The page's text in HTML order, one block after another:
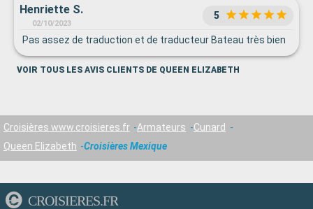
Henriette S.
02/10/2023
5
Pas assez de traduction et de traducteur Bateau très bien
VOIR TOUS LES AVIS CLIENTS DE QUEEN ELIZABETH
Croisières www.croisieres.fr Armateurs
Cunard
Queen Elizabeth
Croisières Mexique
CROISIERES.FR